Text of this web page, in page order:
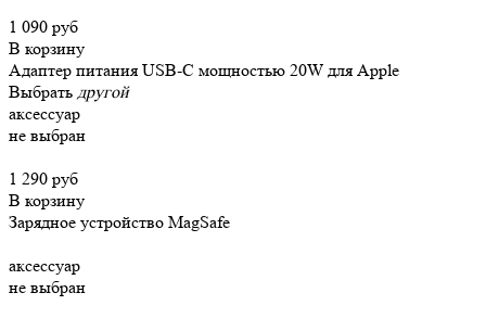
1 090 руб
В корзину
Адаптер питания USB-C мощностью 20W для Apple
Выбрать другой
аксессуар
не выбран
1 290 руб
В корзину
Зарядное устройство MagSafe
аксессуар
не выбран